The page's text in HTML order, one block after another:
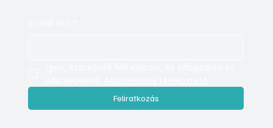
Feliratkozás